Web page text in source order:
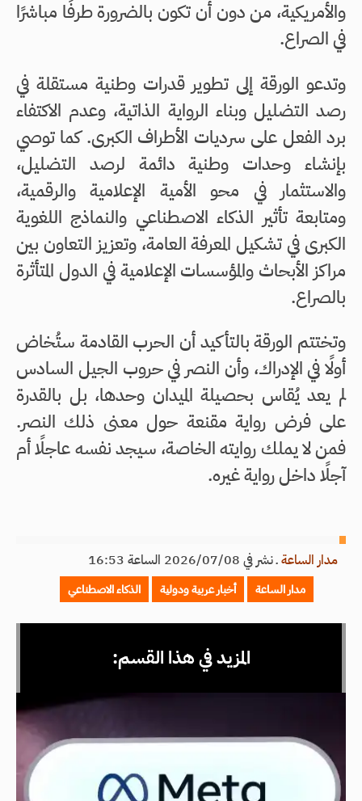
والأمريكية، من دون أن تكون بالضرورة طرفًا مباشرًا
في الصراع.
وتدعو الورقة إلى تطوير قدرات وطنية مستقلة في
رصد التضليل وبناء الرواية الذاتية، وعدم الاكتفاء
برد الفعل على سرديات الأطراف الكبرى. كما توصي
بإنشاء وحدات وطنية دائمة لرصد التضليل،
والاستثمار في محو الأمية الإعلامية والرقمية،
ومتابعة تأثير الذكاء الاصطناعي والنماذج اللغوية
الكبرى في تشكيل المعرفة العامة، وتعزيز التعاون بين
مراكز الأبحاث والمؤسسات الإعلامية في الدول المتأثرة
بالصراع.
وتختتم الورقة بالتأكيد أن الحرب القادمة ستُخاض
أولًا في الإدراك، وأن النصر في حروب الجيل السادس
لم يعد يُقاس بحصيلة الميدان وحدها، بل بالقدرة
على فرض رواية مقنعة حول معنى ذلك النصر.
فمن لا يملك روايته الخاصة، سيجد نفسه عاجلًا أم
آجلًا داخل رواية غيره.
مدار الساعةـنشر في 2026/07/08 الساعة 16:53
مدار الساعة أخبار عربية ودولية الذكاء الاصطناعي
المزيد في هذا القسم: